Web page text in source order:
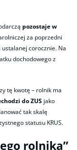
pozostaje w
za poprzedni
ustalanej corocznie. Na
dochodowego z
tę kwotę – rolnik ma
do ZUS jako
tak skalę
statusu KRUS.
rolnika”